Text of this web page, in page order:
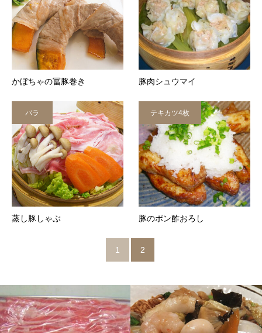
かぼちゃの冨豚巻き 豚肉シュウマイ
バラ
蒸し豚しゃぶ
テキカツ4枚
豚のポン酢おろし
1 2